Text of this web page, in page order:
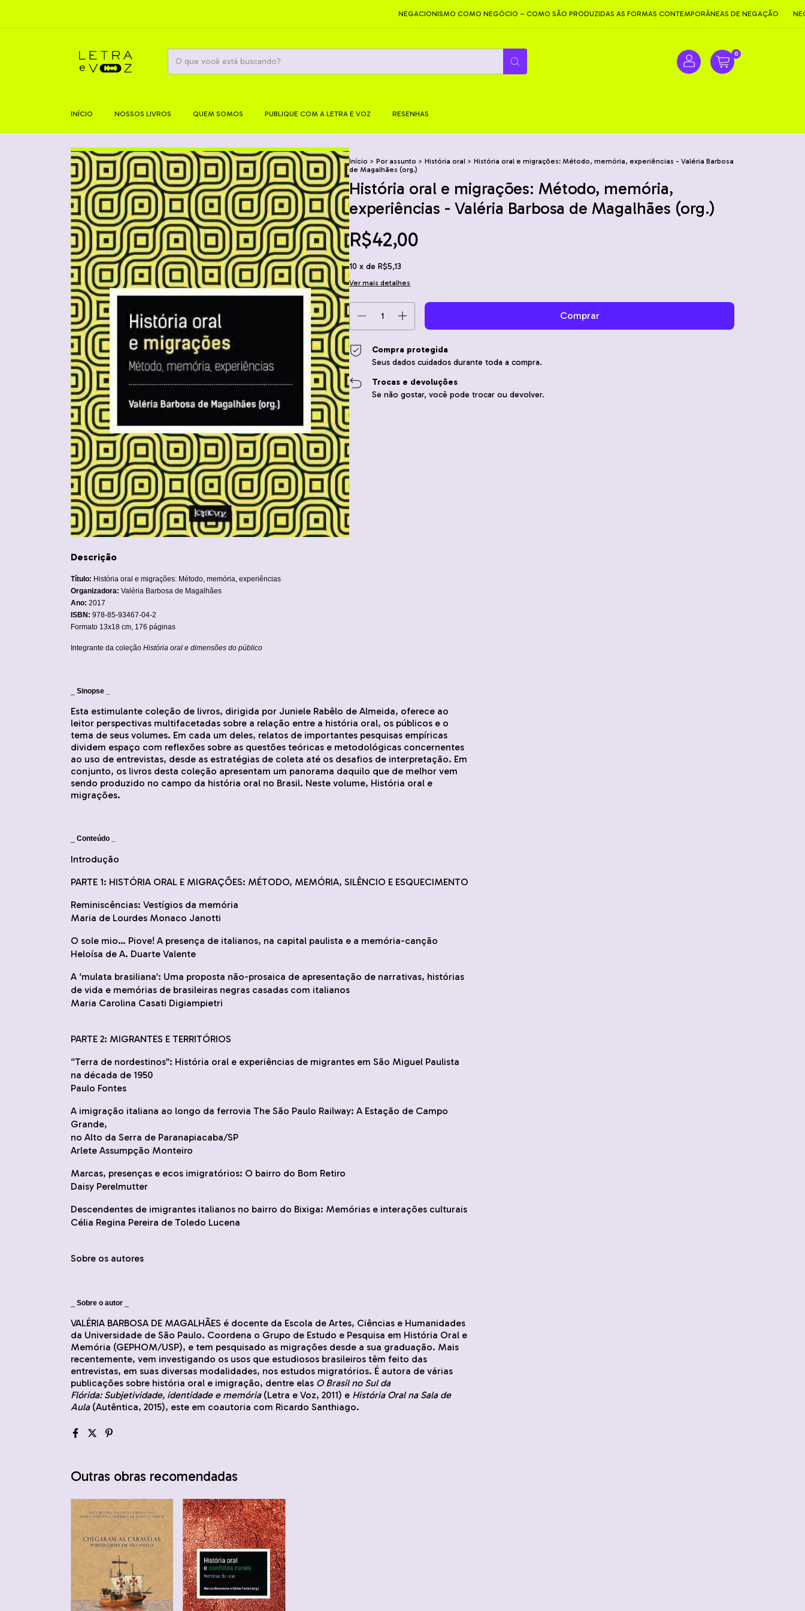
NEGACIONISMO COMO NEGÓCIO – COMO SÃO PRODUZIDAS AS FORMAS CONTEMPORÂNEAS DE NEGAÇÃO
0
INÍCIO NOSSOS LIVROS QUEM SOMOS PUBLIQUE COM A LETRA E VOZ RESENHAS
Início > Por assunto > História oral > História oral e migrações: Método, memória, experiências - Valéria Barbosa
de Magalhães (org.)
História oral e migrações: Método, memória,
experiências - Valéria Barbosa de Magalhães (org.)
R$42,00
10 x deR$5,13
Ver mais detalhes
Compra protegida
Seus dados cuidados durante toda a compra.
Trocas e devoluções
Se não gostar, você pode trocar ou devolver.
Descrição
Título: História oral e migrações: Método, memória, experiências
Organizadora: Valéria Barbosa de Magalhães
Ano: 2017
ISBN: 978-85-93467-04-2
Formato 13x18 cm, 176 páginas
Integrante da coleção História oral e dimensões do público
Sinopse _
Esta estimulante coleção de livros, dirigida por Juniele Rabêlo de Almeida, oferece ao
leitor perspectivas multifacetadas sobre a relação entre a história oral, os públicos e o
tema de seus volumes. Em cada um deles, relatos de importantes pesquisas empíricas
dividem espaço com reflexões sobre as questões teóricas e metodológicas concernentes
ao uso de entrevistas, desde as estratégias de coleta até os desafios de interpretação. Em
conjunto, os livros desta coleção apresentam um panorama daquilo que de melhor vem
sendo produzido no campo da história oral no Brasil. Neste volume, História oral e
migrações.
Conteúdo _
Introdução
PARTE 1: HISTÓRIA ORAL E MIGRAÇÕES: MÉTODO, MEMÓRIA, SILÊNCIO E ESQUECIMENTO
Reminiscências: Vestígios da memória
Maria de Lourdes Monaco Janotti
O sole mio… Piove! A presença de italianos, na capital paulista e a memória-canção
Heloísa de A. Duarte Valente
A ‘mulata brasiliana’: Uma proposta não-prosaica de apresentação de narrativas, histórias
de vida e memórias de brasileiras negras casadas com italianos
Maria Carolina Casati Digiampietri
PARTE 2: MIGRANTES E TERRITÓRIOS
“Terra de nordestinos”: História oral e experiências de migrantes em São Miguel Paulista
na década de 1950
Paulo Fontes
A imigração italiana ao longo da ferrovia The São Paulo Railway: A Estação de Campo
Grande,
no Alto da Serra de Paranapiacaba/SP
Arlete Assumpção Monteiro
Marcas, presenças e ecos imigratórios: O bairro do Bom Retiro
Daisy Perelmutter
Descendentes de imigrantes italianos no bairro do Bixiga: Memórias e interações culturais
Célia Regina Pereira de Toledo Lucena
Sobre os autores
Sobre o autor
VALÉRIA BARBOSA DE MAGALHÃES é docente da Escola de Artes, Ciências e Humanidades
da Universidade de São Paulo. Coordena o Grupo de Estudo e Pesquisa em História Oral e
Memória (GEPHOM/USP), e tem pesquisado as migrações desde a sua graduação. Mais
recentemente, vem investigando os usos que estudiosos brasileiros têm feito das
entrevistas, em suas diversas modalidades, nos estudos migratórios. É autora de várias
publicações sobre história oral e imigração, dentre elas O Brasil no Sul da
Flórida: Subjetividade, identidade e memória (Letra e Voz, 2011) e História Oral na Sala de
Aula (Autêntica, 2015), este em coautoria com Ricardo Santhiago.
Outras obras recomendadas